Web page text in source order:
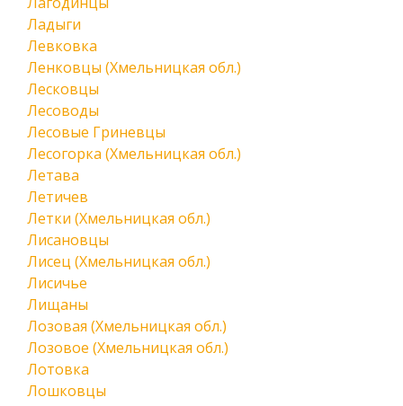
Ладыги
Левковка
Ленковцы (Хмельницкая обл.)
Лесковцы
Лесоводы
Лесовые Гриневцы
Лесогорка (Хмельницкая обл.)
Летава
Летичев
Летки (Хмельницкая обл.)
Лисановцы
Лисец (Хмельницкая обл.)
Лисичье
Лищаны
Лозовая (Хмельницкая обл.)
Лозовое (Хмельницкая обл.)
Лотовка
Лошковцы